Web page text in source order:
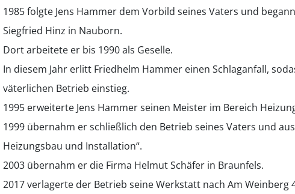
1985 folgte Jens Hammer dem Vorbild seines Vaters und
Siegfried Hinz in Nauborn.
Dort arbeitete er bis 1990 als Geselle.
In diesem Jahr erlitt Friedhelm Hammer einen Schlaganfall,
väterlichen Betrieb einstieg.
1995 erweiterte Jens Hammer seinen Meister im Bereich
1999 übernahm er schließlich den Betrieb seines Vaters und
Heizungsbau und Installation“.
2003 übernahm er die Firma Helmut Schäfer in Braunfels.
2017 verlagerte der Betrieb seine Werkstatt nach Am